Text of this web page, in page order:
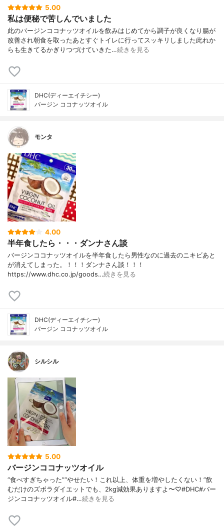
5.00
私は便秘で苦しんでいました
此のバージンココナッツオイルを飲みはじめてから調子が良くなり腸が
改善され朝食を取ったあとすぐトイレに行ってスッキリしました此れか
らも生きてるかぎりつづけていきた…続きを見る
DHC(ディーエイチシー)
バージン ココナッツオイル
モンタ
4.00
半年食したら・・・ダンナさん談
バージンココナッツオイルを半年食したら男性なのに過去のニキビあと
が消えてしまった。！！！ダンナさん談！！！
https://www.dhc.co.jp/goods…続きを見る
DHC(ディーエイチシー)
バージン ココナッツオイル
シルシル
5.00
バージンココナッツオイル
“食べすぎちゃった”“やせたい！これ以上、体重を増やしたくない！”飲
むだけのズボラダイエットでも、2kg減効果ありますよ〜♡#DHC#バー
ジンココナッツオイル#…続きを見る